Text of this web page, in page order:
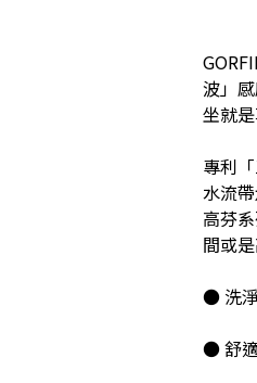
波」
坐就
專利
水流
高芬
間或
● 洗
● 舒